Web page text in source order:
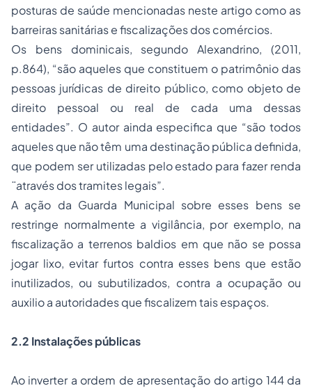
posturas de saúde mencionadas neste artigo como as
barreiras sanitárias e fiscalizações dos comércios.
Os bens dominicais, segundo Alexandrino, (2011,
p.864), “são aqueles que constituem o patrimônio das
pessoas jurídicas de direito público, como objeto de
direito pessoal ou real de cada uma dessas
entidades”. O autor ainda especifica que “são todos
aqueles que não têm uma destinação pública definida,
que podem ser utilizadas pelo estado para fazer renda
¨através dos tramites legais”.
A ação da Guarda Municipal sobre esses bens se
restringe normalmente a vigilância, por exemplo, na
fiscalização a terrenos baldios em que não se possa
jogar lixo, evitar furtos contra esses bens que estão
inutilizados, ou subutilizados, contra a ocupação ou
auxilio a autoridades que fiscalizem tais espaços.
2.2 Instalações públicas
Ao inverter a ordem de apresentação do artigo 144 da